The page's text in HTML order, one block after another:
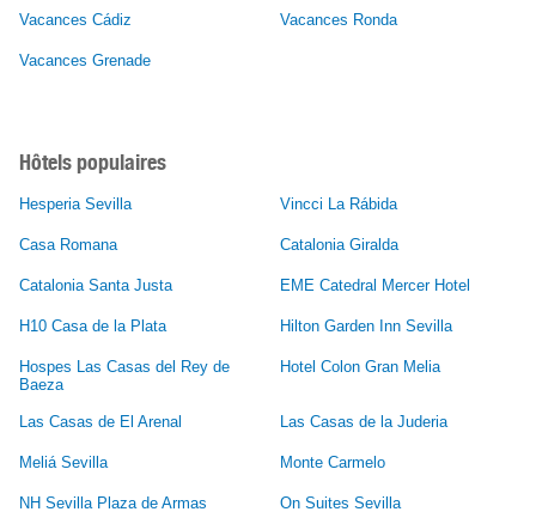
Vacances Cádiz Vacances Ronda
Vacances Grenade
Hôtels populaires
Hesperia Sevilla Vincci La Rábida
Casa Romana Catalonia Giralda
Catalonia Santa Justa EME Catedral Mercer Hotel
H10 Casa de la Plata Hilton Garden Inn Sevilla
Hospes Las Casas del Rey de
Baeza
Hotel Colon Gran Melia
Las Casas de El Arenal Las Casas de la Juderia
Meliá Sevilla Monte Carmelo
NH Sevilla Plaza de Armas On Suites Sevilla